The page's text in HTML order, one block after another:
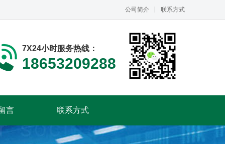
公司简介 联系方式
7X24小时服务热线：
18653209288
言 联系方式